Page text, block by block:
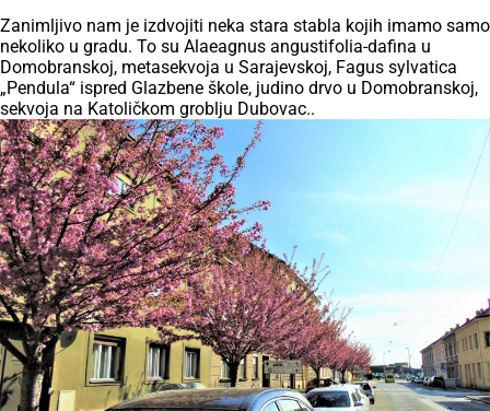
Zanimljivo nam je izdvojiti neka stara stabla kojih imamo samo
nekoliko u gradu. To su Alaeagnus angustifolia-dafina u
Domobranskoj, metasekvoja u Sarajevskoj, Fagus sylvatica
„Pendula“ ispred Glazbene škole, judino drvo u Domobranskoj,
sekvoja na Katoličkom groblju Dubovac..